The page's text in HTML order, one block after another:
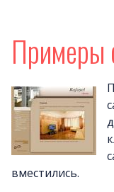
Примеры
вместились.